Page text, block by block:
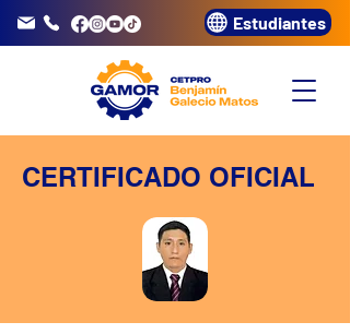
3320072 Estudiantes
CERTIFICADO OFICIAL